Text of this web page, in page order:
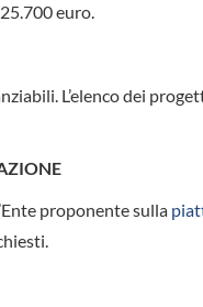
euro.
L’elenco dei
proponente sulla